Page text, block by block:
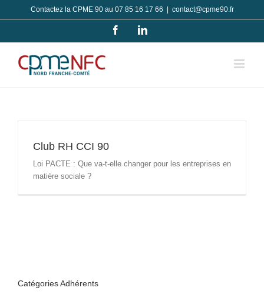
au
Contactez la CPME 90 au 07 85 16 17 66 contact@cpme90.fr
FacebookLinkedIn
Club RH CCI 90
Loi PACTE : Que va-t-elle changer pour les entreprises en
matière sociale ?
Catégories Adhérents